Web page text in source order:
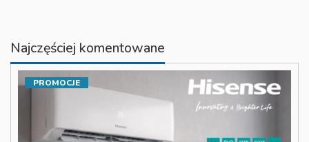
Najczęściej komentowane
PROMOCJE